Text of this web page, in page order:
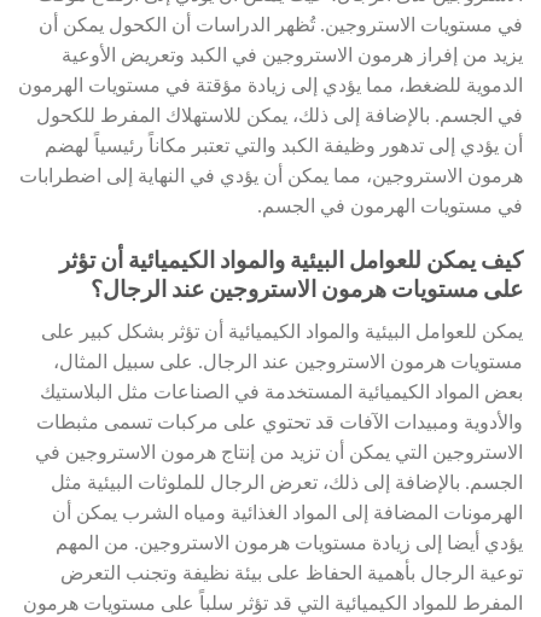
في مستويات الاستروجين. تُظهر الدراسات أن الكحول يمكن أن
يزيد من إفراز هرمون الاستروجين في الكبد وتعريض الأوعية
الدموية للضغط، مما يؤدي إلى زيادة مؤقتة في مستويات الهرمون
في الجسم. بالإضافة إلى ذلك، يمكن للاستهلاك المفرط للكحول
أن يؤدي إلى تدهور وظيفة الكبد والتي تعتبر مكاناً رئيسياً لهضم
هرمون الاستروجين، مما يمكن أن يؤدي في النهاية إلى اضطرابات
في مستويات الهرمون في الجسم.
كيف يمكن للعوامل البيئية والمواد الكيميائية أن تؤثر
على مستويات هرمون الاستروجين عند الرجال؟
يمكن للعوامل البيئية والمواد الكيميائية أن تؤثر بشكل كبير على
مستويات هرمون الاستروجين عند الرجال. على سبيل المثال،
بعض المواد الكيميائية المستخدمة في الصناعات مثل البلاستيك
والأدوية ومبيدات الآفات قد تحتوي على مركبات تسمى مثبطات
الاستروجين التي يمكن أن تزيد من إنتاج هرمون الاستروجين في
الجسم. بالإضافة إلى ذلك، تعرض الرجال للملوثات البيئية مثل
الهرمونات المضافة إلى المواد الغذائية ومياه الشرب يمكن أن
يؤدي أيضا إلى زيادة مستويات هرمون الاستروجين. من المهم
توعية الرجال بأهمية الحفاظ على بيئة نظيفة وتجنب التعرض
المفرط للمواد الكيميائية التي قد تؤثر سلباً على مستويات هرمون